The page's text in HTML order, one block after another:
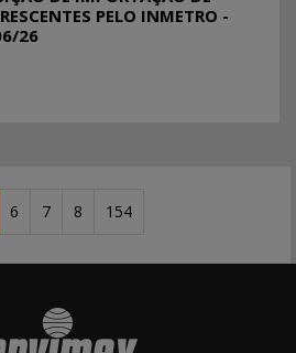
PELO INMETRO -
26
6 7 8 154